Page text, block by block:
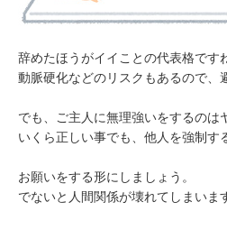
辞めたほうがイイことの代表格です
動脈硬化などのリスクもあるので、
でも、ご主人に無理強いをするのは
いくら正しい事でも、他人を強制す
お願いをする形にしましょう。
でないと人間関係が壊れてしまいま